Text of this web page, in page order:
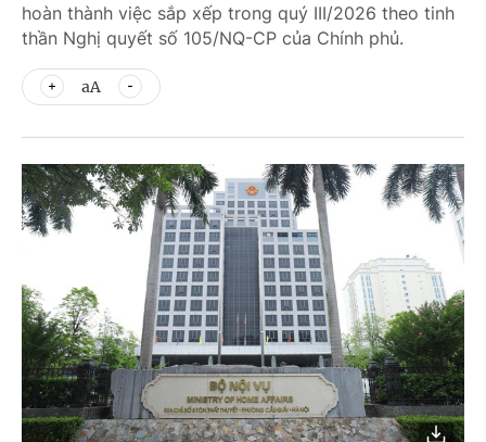
hoàn thành việc sắp xếp trong quý III/2026 theo tinh
thần Nghị quyết số 105/NQ-CP của Chính phủ.
aA